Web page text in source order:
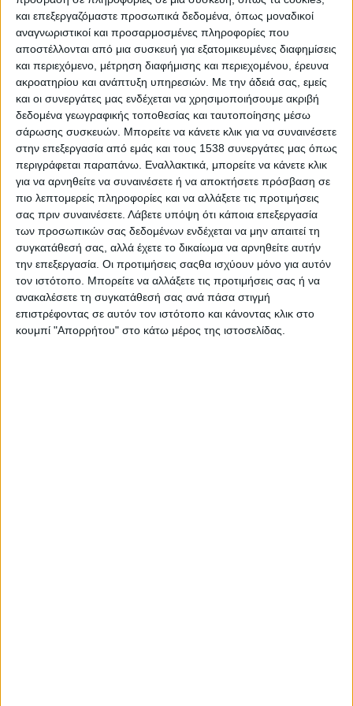
και επεξεργαζόμαστε προσωπικά δεδομένα, όπως μοναδικοί
αναγνωριστικοί και προσαρμοσμένες πληροφορίες που
αποστέλλονται από μια συσκευή για εξατομικευμένες διαφημίσεις
και περιεχόμενο, μέτρηση διαφήμισης και περιεχομένου, έρευνα
ακροατηρίου και ανάπτυξη υπηρεσιών. Με την άδειά σας, εμείς
και οι συνεργάτες μας ενδέχεται να χρησιμοποιήσουμε ακριβή
δεδομένα γεωγραφικής τοποθεσίας και ταυτοποίησης μέσω
σάρωσης συσκευών. Μπορείτε να κάνετε κλικ για να συναινέσετε
στην επεξεργασία από εμάς και τους 1538 συνεργάτες μας όπως
περιγράφεται παραπάνω. Εναλλακτικά, μπορείτε να κάνετε κλικ
για να αρνηθείτε να συναινέσετε ή να αποκτήσετε πρόσβαση σε
πιο λεπτομερείς πληροφορίες και να αλλάξετε τις προτιμήσεις
σας πριν συναινέσετε. Λάβετε υπόψη ότι κάποια επεξεργασία
των προσωπικών σας δεδομένων ενδέχεται να μην απαιτεί τη
συγκατάθεσή σας, αλλά έχετε το δικαίωμα να αρνηθείτε αυτήν
την επεξεργασία. Οι προτιμήσεις σαςθα ισχύουν μόνο για αυτόν
τον ιστότοπο. Μπορείτε να αλλάξετε τις προτιμήσεις σας ή να
ανακαλέσετε τη συγκατάθεσή σας ανά πάσα στιγμή
επιστρέφοντας σε αυτόν τον ιστότοπο και κάνοντας κλικ στο
κουμπί "Απορρήτου" στο κάτω μέρος της ιστοσελίδας.
Δήμου Αγρινίου, προσθέτοντας στο πρόγραμμα
καλλιτεχνικές πινελιές και εορταστικό χρώμα.
Με το «Sherlock Holmes and Doctor Watson:
Πρωτοχρονιάτικο Ρεβεγιόν» η πόλη συναντά τον
πολιτισμό και την αλληλεγγύη, αποδεικνύοντας ότι
οι γιορτές αποκτούν μεγαλύτερη αξία όταν
συνοδεύονται από πράξεις προσφοράς. Η είσοδος